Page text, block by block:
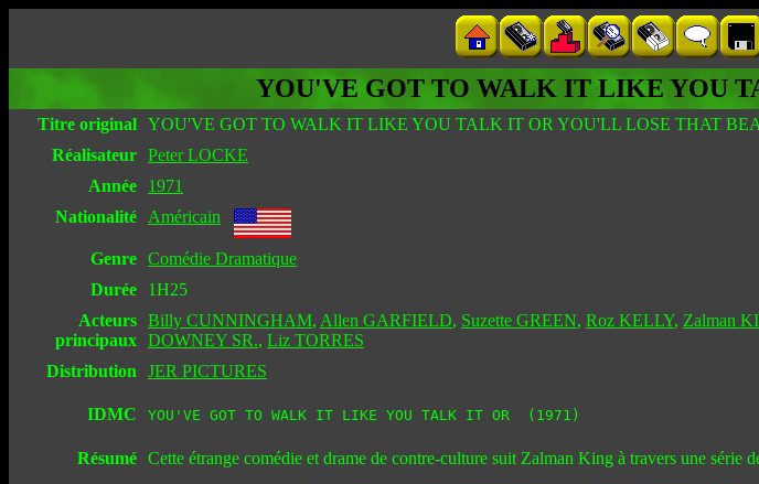
YOU'VE GOT TO WALK IT LIKE YOU
Titre original YOU'VE GOT TO WALK IT LIKE YOU TALK IT OR YOU'LL LOSE THAT
Réalisateur Peter LOCKE
Année
1971
Nationalité
Américain
Genre Comédie Dramatique
Durée
1H25
Acteurs
principaux
Billy CUNNINGHAM, Allen GARFIELD, Suzette GREEN, Roz KELLY, Zalman
DOWNEY SR., Liz TORRES
Distribution
JER PICTURES
IDMC YOU'VE GOT TO WALK IT LIKE YOU TALK IT OR  (1971)
Résumé Cette étrange comédie et drame de contre-culture suit Zalman King à travers une